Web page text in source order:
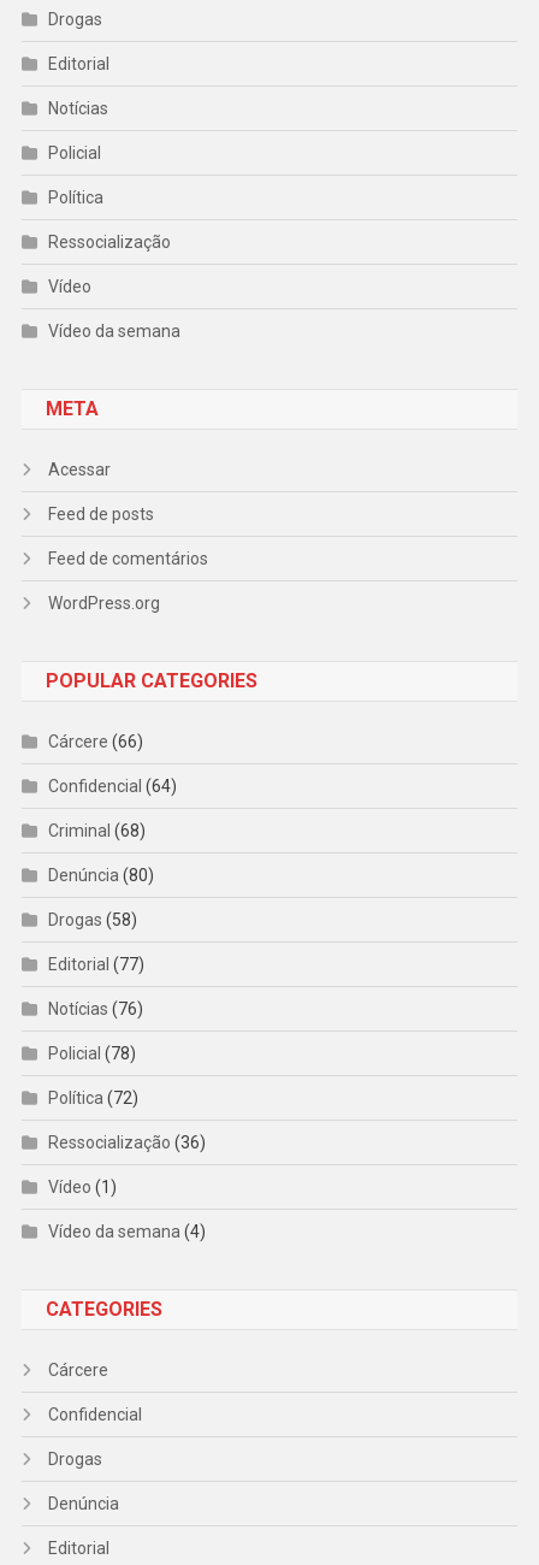
Drogas
Editorial
Notícias
Policial
Política
Ressocialização
Vídeo
Vídeo da semana
META
Acessar
Feed de posts
Feed de comentários
WordPress.org
POPULAR CATEGORIES
Cárcere (66)
Confidencial (64)
Criminal (68)
Denúncia (80)
Drogas (58)
Editorial (77)
Notícias (76)
Policial (78)
Política (72)
Ressocialização (36)
Vídeo (1)
Vídeo da semana (4)
CATEGORIES
Cárcere
Confidencial
Drogas
Denúncia
Editorial